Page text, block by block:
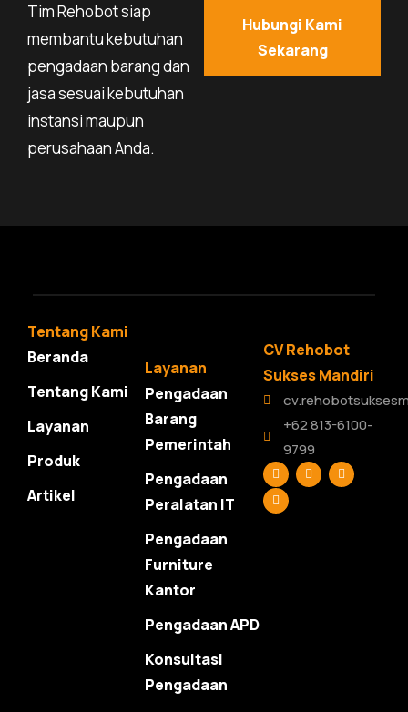
Tim Rehobot siap
membantu kebutuhan
pengadaan barang dan
jasa sesuai kebutuhan
instansi maupun
perusahaan Anda.
Hubungi Kami
Sekarang
Tentang Kami
Beranda
Tentang Kami
Layanan
Produk
Artikel
Layanan
Pengadaan
Barang
Pemerintah
Pengadaan
Peralatan IT
Pengadaan
Furniture
Kantor
Pengadaan APD
Konsultasi
Pengadaan
CV Rehobot
Sukses Mandiri
+62 813-6100-
9799
F
a
c
e
b
T
w
i
Y
o
u
L
i
n
k
e